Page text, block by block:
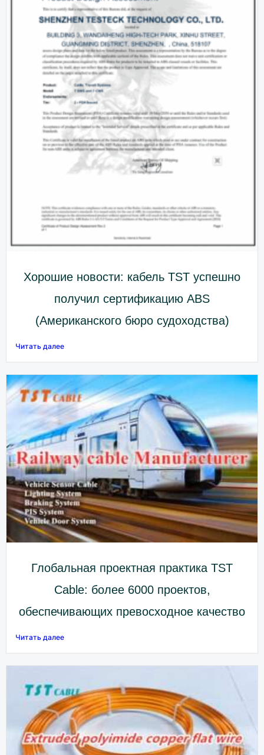
Хорошие новости: кабель TST успешно
получил сертификацию ABS
(Американского бюро судоходства)
Читать далее
Глобальная проектная практика TST
Cable: более 6000 проектов,
обеспечивающих превосходное качество
Читать далее